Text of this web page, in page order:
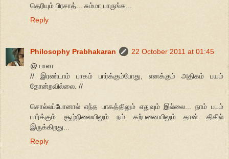
தெரியும் பிரசாத்... சும்மா பாருங்க...
Reply
Philosophy Prabhakaran
22 October 2011 at 01:45
@ பாலா
// இரண்டாம் பாகம் பார்க்கும்போது, எனக்கும் அதிகம் பயம்
தோன்றவில்லை. //
சொல்லப்போனால் எந்த பாகத்திலும் எதுவும் இல்லை... நாம் படம்
பார்க்கும் சூழ்நிலையிலும் நம் கற்பனையிலும் தான் திகில்
இருக்கிறது...
Reply